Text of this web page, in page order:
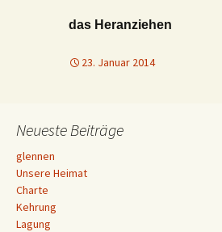
das Heranziehen
23. Januar 2014
Neueste Beiträge
glennen
Unsere Heimat
Charte
Kehrung
Lagung